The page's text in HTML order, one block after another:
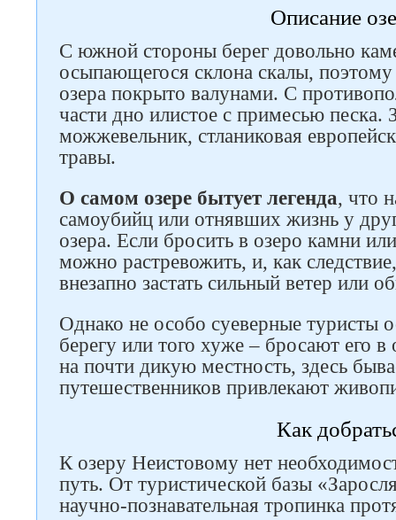
Описание
С южной стороны берег довольно
осыпающегося склона скалы,
озера покрыто валунами. С
части дно илистое с примесью песка.
можжевельник, стланиковая
травы.
О самом озере бытует легенда, что
самоубийц или отнявших жизнь у
озера. Если бросить в озеро камни
можно растревожить, и, как
внезапно застать сильный ветер или
Однако не особо суеверные туристы
берегу или того хуже – бросают его
на почти дикую местность, здесь
путешественников привлекают
Как
К озеру Неистовому нет
путь. От туристической базы
научно-познавательная тропинка
Следите за нами в соцсетях